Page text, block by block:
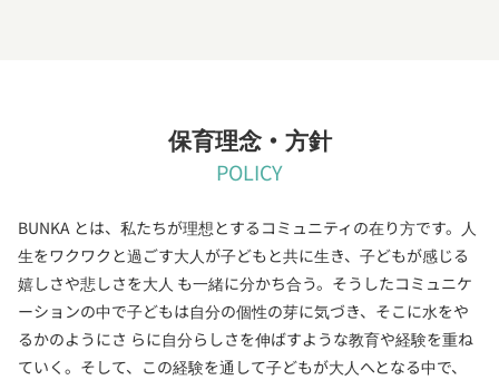
保育理念・方針
POLICY
BUNKA とは、私たちが理想とするコミュニティの在り方です。人
生をワクワクと過ごす大人が子どもと共に生き、子どもが感じる
嬉しさや悲しさを大人 も一緒に分かち合う。そうしたコミュニケ
ーションの中で子どもは自分の個性の芽に気づき、そこに水をや
るかのようにさ らに自分らしさを伸ばすような教育や経験を重ね
ていく。そして、この経験を通して子どもが大人へとなる中で、